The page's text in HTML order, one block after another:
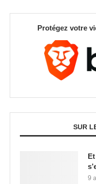
Protégez votre
SUR
9